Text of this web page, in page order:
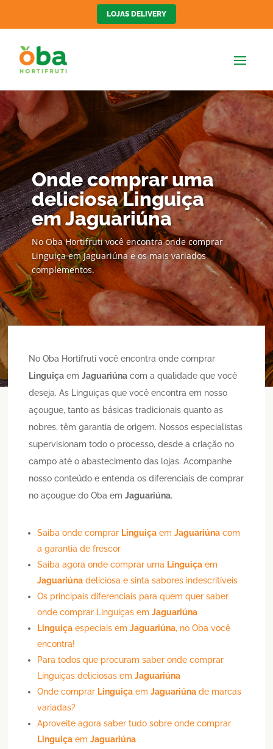
LOJAS DELIVERY
Onde comprar uma
deliciosa Linguiça
em Jaguariúna
No Oba Hortifruti você encontra onde comprar
Linguiça em Jaguariúna e os mais variados
complementos.
No Oba Hortifruti você encontra onde comprar
Linguiça emJaguariúna com a qualidade que você
deseja. As Linguiças que você encontra em nosso
açougue, tanto as básicas tradicionais quanto as
nobres, têm garantia de origem. Nossos especialistas
supervisionam todo o processo, desde a criação no
campo até o abastecimento das lojas. Acompanhe
nosso conteúdo e entenda os diferenciais de comprar
no açougue do Oba emJaguariúna.
Saiba onde comprar Linguiça emJaguariúna com
a garantia de frescor
Saiba agora onde comprar uma Linguiça em
Jaguariúna deliciosa e sinta sabores indescritíveis
Os principais diferenciais para quem quer saber
onde comprar Linguiças emJaguariúna
Linguiça especiais emJaguariúna, no Oba você
encontra!
Para todos que procuram saber onde comprar
Linguiças deliciosas emJaguariúna
Onde comprar Linguiça emJaguariúna de marcas
variadas?
Aproveite agora saber tudo sobre onde comprar
Linguiça emJaguariúna